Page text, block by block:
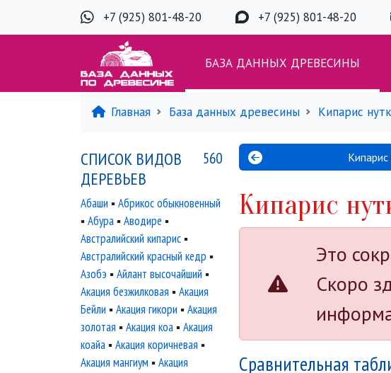
+7 (925) 801-48-20 +7 (925) 801-48-20
БАЗА ДАННЫХ ДРЕВЕСИНЫ
Главная База данных древесины Кипарис
Кипарис
Кипарис
Это
Скоро
Сравнительная
СПИСОК ВИДОВ
ДЕРЕВЬЕВ
560
Абаши ▪Абрикос обыкновенный
▪Абура ▪Аводире ▪
Австралийский кипарис ▪
Австралийский красный кедр ▪
Азобэ ▪Айлант высочайший ▪
Акация безжилковая ▪Акация
Бейли ▪Акация гикори ▪Акация
золотая ▪Акация коа ▪Акация
коайа ▪Акация коричневая ▪
Акация мангиум ▪Акация